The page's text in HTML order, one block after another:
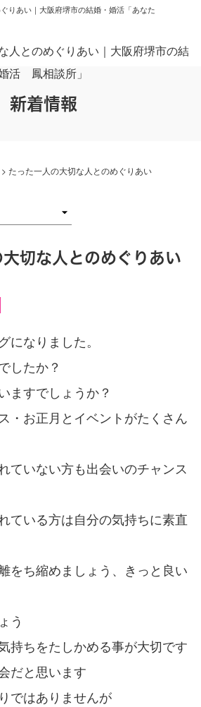
りあい｜大阪府堺市の結婚・婚活「あなた
新着情報
> たった一人の大切な人とのめぐりあい
切な人とのめぐりあい
になりました。
したか？
ますでしょうか？
・お正月とイベントがたくさん
ていない方も出会いのチャンス
ている方は自分の気持ちに素直
をち縮めましょう、きっと良い
う
持ちをたしかめる事が大切です
だと思います
ではありませんが